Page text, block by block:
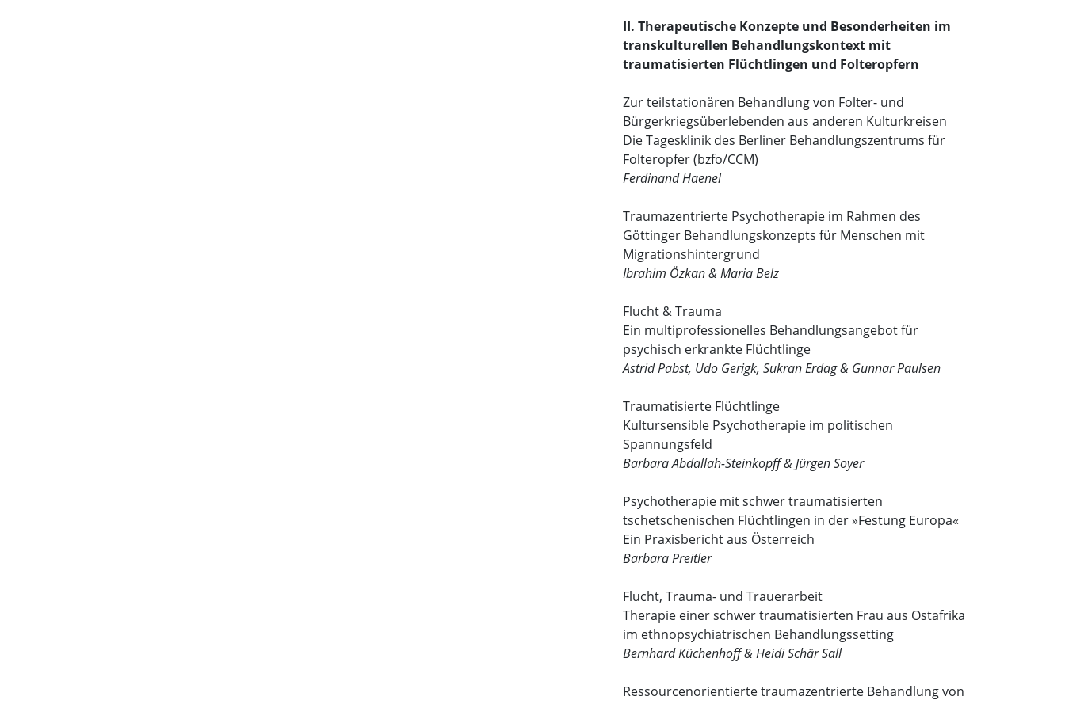
II. Therapeutische Konzepte und Besonderheiten im
transkulturellen Behandlungskontext mit
traumatisierten Flüchtlingen und Folteropfern
Zur teilstationären Behandlung von Folter- und
Bürgerkriegsüberlebenden aus anderen Kulturkreisen
Die Tagesklinik des Berliner Behandlungszentrums für
Folteropfer (bzfo/CCM)
Ferdinand Haenel
Traumazentrierte Psychotherapie im Rahmen des
Göttinger Behandlungskonzepts für Menschen mit
Migrationshintergrund
Ibrahim Özkan & Maria Belz
Flucht & Trauma
Ein multiprofessionelles Behandlungsangebot für
psychisch erkrankte Flüchtlinge
Astrid Pabst, Udo Gerigk, Sukran Erdag & Gunnar Paulsen
Traumatisierte Flüchtlinge
Kultursensible Psychotherapie im politischen
Spannungsfeld
Barbara Abdallah-Steinkopff & Jürgen Soyer
Psychotherapie mit schwer traumatisierten
tschetschenischen Flüchtlingen in der »Festung Europa«
Ein Praxisbericht aus Österreich
Barbara Preitler
Flucht, Trauma- und Trauerarbeit
Therapie einer schwer traumatisierten Frau aus Ostafrika
im ethnopsychiatrischen Behandlungssetting
Bernhard Küchenhoff & Heidi Schär Sall
Ressourcenorientierte traumazentrierte Behandlung von